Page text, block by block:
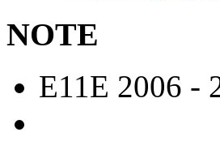
NOTE
E11E 2006 -